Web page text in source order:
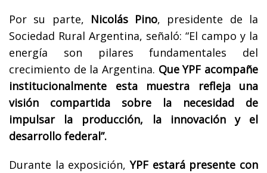
Por su parte, Nicolás Pino, presidente de la
Sociedad Rural Argentina, señaló: “El campo y la
energía son pilares fundamentales del
crecimiento de la Argentina. Que YPF acompañe
institucionalmente esta muestra refleja una
visión compartida sobre la necesidad de
impulsar la producción, la innovación y el
desarrollo federal”.
Durante la exposición,YPF estará presente con